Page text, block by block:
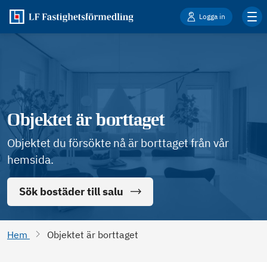
Logga in
Objektet är borttaget
Objektet du försökte nå är borttaget från vår
hemsida.
Sök bostäder till salu
Hem Objektet är borttaget